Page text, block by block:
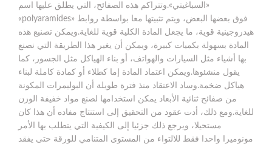
«السباغيتي».وتتراكم هذه الصفائح، التي يطلق عليها اسم
«polyaramides» فوق بعضها البعض، ويتم تثبيتها معا بواسطة روابط
هيدروجينية قوية، ما يجعل المادة الكلية قوية للغاية.ويمكن تصنيع هذه
المادة بسهولة بكميات كبيرة، ويمكن أن يغير هذا الطريقة التي نصنع
بها أشياء مثل السيارات والهواتف، أو بناء الهياكل مثل الجسور، كما
يقول منشئوها.ويمكن اعتماد المادة إما كطلاء أو كمادة كاملة لبناء
هياكل ضخمة.وساد الاعتقاد منذ فترة طويلة أن البوليمرات المكونة
من صفائح ثنائية الأبعاد يمكن استخدامها لصنع مواد خفيفة الوزن
للغاية.ومع ذلك، أدت عقود من التحقيق إلى استنتاج مفاده أن هذا كان
مستحيلا، ويرجع ذلك جزئيا إلى الكيفية التي يتطلب بها الأمر
مونوميرا واحدا فقط للالتواء من المستوى المتنامي للورقة حتى يفقد